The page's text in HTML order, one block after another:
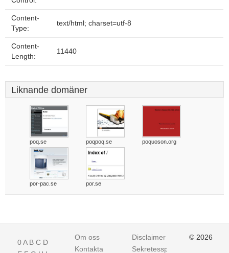
Content-
Type:
text/html; charset=utf-8
Content-
Length:
11440
Liknande domäner
poq.se poqpoq.se poquoson.org
por-pac.se por.se
0A B C D
Om oss
Kontakta
Disclaimer
Sekretesspolicy
© 2026